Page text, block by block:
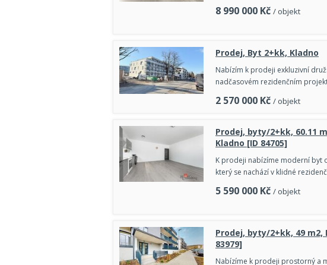
8 990 000 Kč / objekt
Prodej, Byt 2+kk, Kladno
Nabízím k prodeji exkluzivní
nadčasovém rezidenčním
2 570 000 Kč / objekt
Prodej, byty/2+kk, 60.11
Kladno [ID 84705]
K prodeji nabízíme moderní byt
který se nachází v klidné
5 590 000 Kč / objekt
Prodej, byty/2+kk, 49 m2,
83979]
Nabízíme k prodeji prostorný a